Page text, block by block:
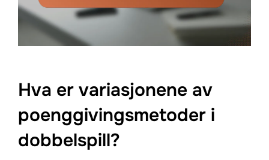
Hva er variasjonene av
poenggivingsmetoder i
dobbelspill?